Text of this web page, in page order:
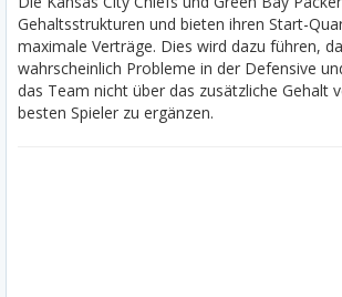
Gehaltsstrukturen und bieten ihren Start-
maximale Verträge. Dies wird dazu führen,
wahrscheinlich Probleme in der Defensive
das Team nicht über das zusätzliche Gehalt
besten Spieler zu ergänzen.